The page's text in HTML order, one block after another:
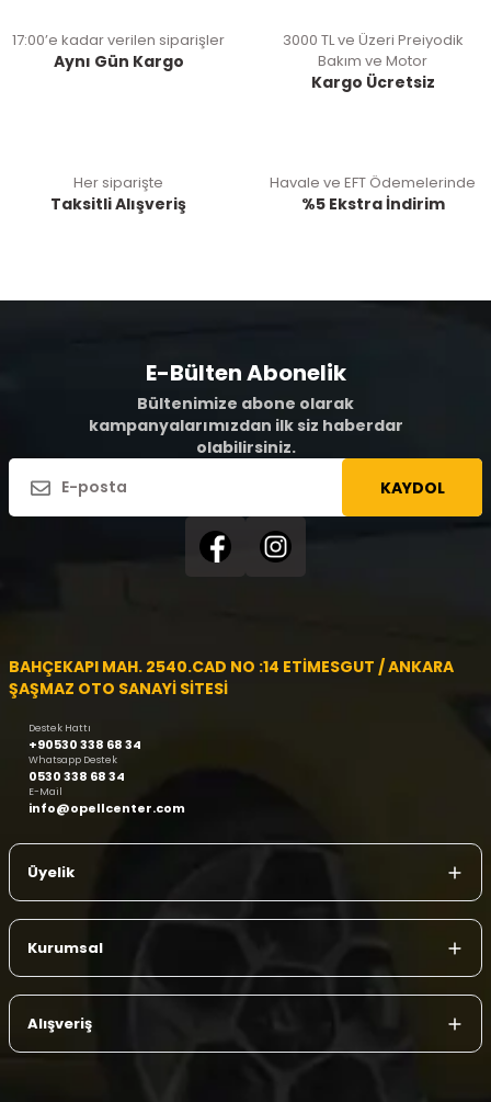
17:00’e kadar verilen siparişler
Aynı Gün Kargo
3000 TL ve Üzeri Preiyodik
Bakım ve Motor
Kargo Ücretsiz
Her siparişte
Taksitli Alışveriş
Havale ve EFT Ödemelerinde
%5 Ekstra İndirim
E-Bülten Abonelik
Bültenimize abone olarak
kampanyalarımızdan ilk siz haberdar
olabilirsiniz.
KAYDOL
BAHÇEKAPI MAH. 2540.CAD NO :14 ETİMESGUT / ANKARA
ŞAŞMAZ OTO SANAYİ SİTESİ
Destek Hattı
+90530 338 68 34
Whatsapp Destek
0530 338 68 34
E-Mail
info@opellcenter.com
Üyelik
Kurumsal
Alışveriş